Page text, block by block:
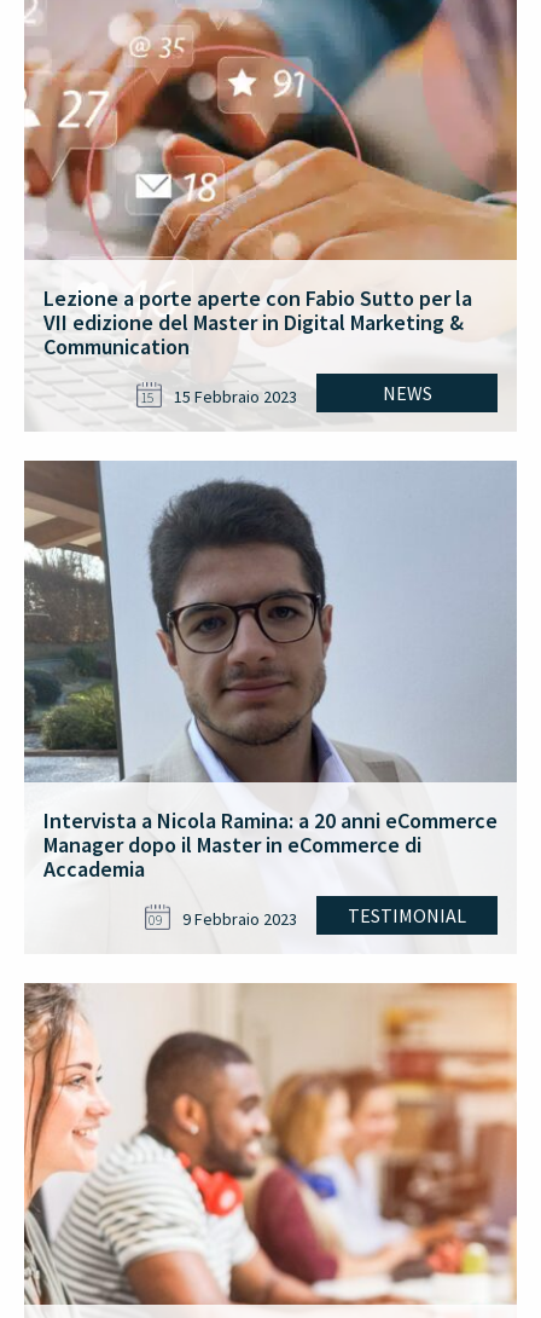
Lezione a porte aperte con Fabio Sutto per la
VII edizione del Master in Digital Marketing &
Communication
NEWS
15 15 Febbraio 2023
Intervista a Nicola Ramina: a 20 anni eCommerce
Manager dopo il Master in eCommerce di
Accademia
TESTIMONIAL
09 9 Febbraio 2023